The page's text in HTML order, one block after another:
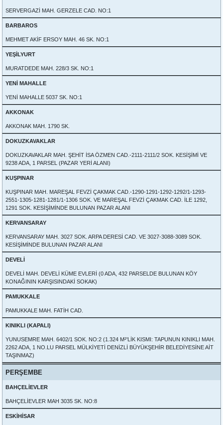
SERVERGAZİ MAH. GERZELE CAD. NO:1
BARBAROS
MEHMET AKİF ERSOY MAH. 46 SK. NO:1
YEŞİLYURT
MURATDEDE MAH. 228/3 SK. NO:1
YENİ MAHALLE
YENİ MAHALLE 5037 SK. NO:1
AKKONAK
AKKONAK MAH. 1790 SK.
DOKUZKAVAKLAR
DOKUZKAVAKLAR MAH. ŞEHİT İSA ÖZMEN CAD.-2111-2111/2 SOK. KESİŞİMİ VE
9238 ADA, 1 PARSEL (PAZAR YERİ ALANI)
KUŞPINAR
KUŞPINAR MAH. MAREŞAL FEVZİ ÇAKMAK CAD.-1290-1291-1292-1292/1-1293-
2551-1305-1281-1281/1-1306 SOK. VE MAREŞAL FEVZİ ÇAKMAK CAD. İLE 1292,
1291 SOK. KESİŞİMİNDE BULUNAN PAZAR ALANI
KERVANSARAY
KERVANSARAY MAH. 3027 SOK. ARPA DERESİ CAD. VE 3027-3088-3089 SOK.
KESİŞİMİNDE BULUNAN PAZAR ALANI
DEVELİ
DEVELİ MAH. DEVELİ KÜME EVLERİ (0 ADA, 432 PARSELDE BULUNAN KÖY
KONAĞININ KARŞISINDAKİ SOKAK)
PAMUKKALE
PAMUKKALE MAH. FATİH CAD.
KINIKLI (KAPALI)
YUNUSEMRE MAH. 6402/1 SOK. NO:2 (1.324 M²'LİK KISMI: TAPUNUN KINIKLI MAH.
2262 ADA, 1 NO.LU PARSEL MÜLKİYETİ DENİZLİ BÜYÜKŞEHİR BELEDİYESİNE AİT
TAŞINMAZ)
PERŞEMBE
BAHÇELİEVLER
BAHÇELİEVLER MAH 3035 SK. NO:8
ESKİHİSAR